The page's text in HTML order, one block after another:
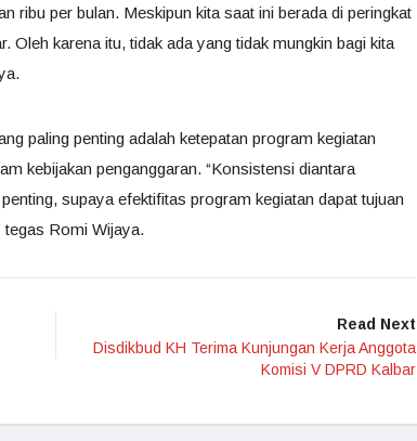
ribu per bulan. Meskipun kita saat ini berada di peringkat
Oleh karena itu, tidak ada yang tidak mungkin bagi kita
paling penting adalah ketepatan program kegiatan
kebijakan penganggaran. “Konsistensi diantara
supaya efektifitas program kegiatan dapat tujuan
tegas Romi Wijaya.
Read Next
Disdikbud KH Terima Kunjungan Kerja Anggota
Komisi V DPRD Kalbar